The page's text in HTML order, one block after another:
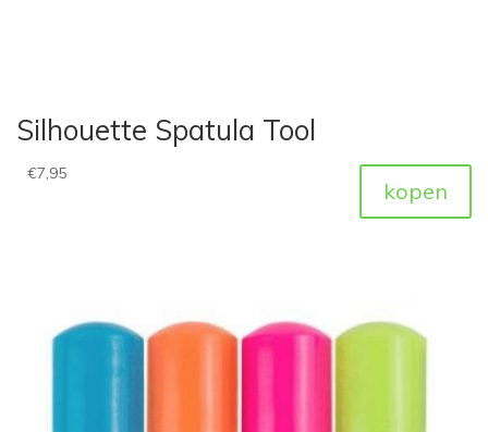
Silhouette Spatula Tool
€7,95
kopen